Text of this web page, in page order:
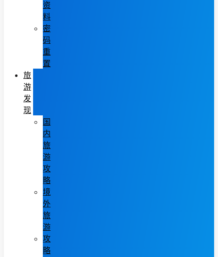
资
料
密
码
重
置
旅
游
发
现
国
内
旅
游
攻
略
境
外
旅
游
攻
略